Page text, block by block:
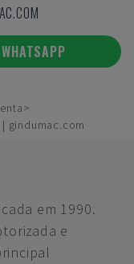
| gindumac.com
em 1990.
e